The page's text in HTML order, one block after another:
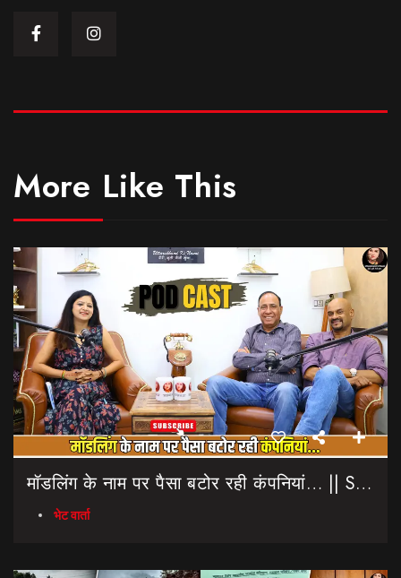
More Like This
मॉडलिंग के नाम पर पैसा बटोर रही कंपनियां… || Sinmit Communications || Miss Uttarakhand 2026
भेट वार्ता